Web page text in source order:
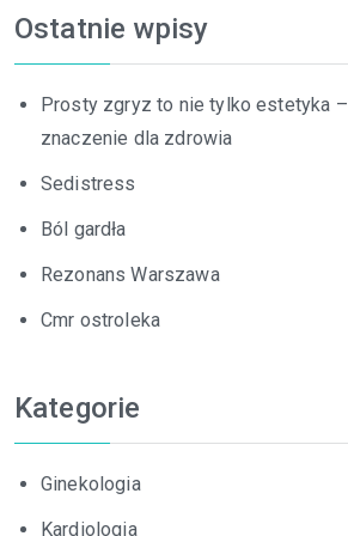
Ostatnie wpisy
Prosty zgryz to nie tylko estetyka –
znaczenie dla zdrowia
Sedistress
Ból gardła
Rezonans Warszawa
Cmr ostroleka
Kategorie
Ginekologia
Kardiologia